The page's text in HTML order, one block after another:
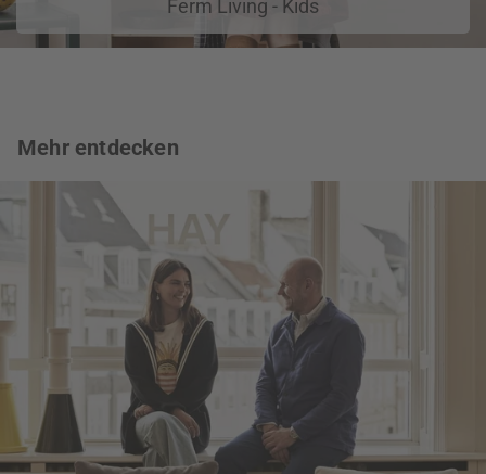
Ferm Living - Kids
Mehr entdecken